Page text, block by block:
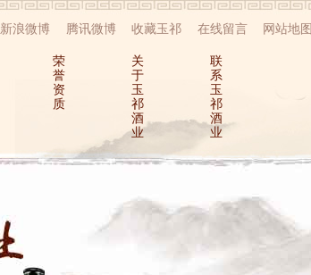
新浪微博 腾讯微博 收藏玉祁 在线留言 网站地图
荣
誉
资
质
关
于
玉
祁
酒
业
联
系
玉
祁
酒
业